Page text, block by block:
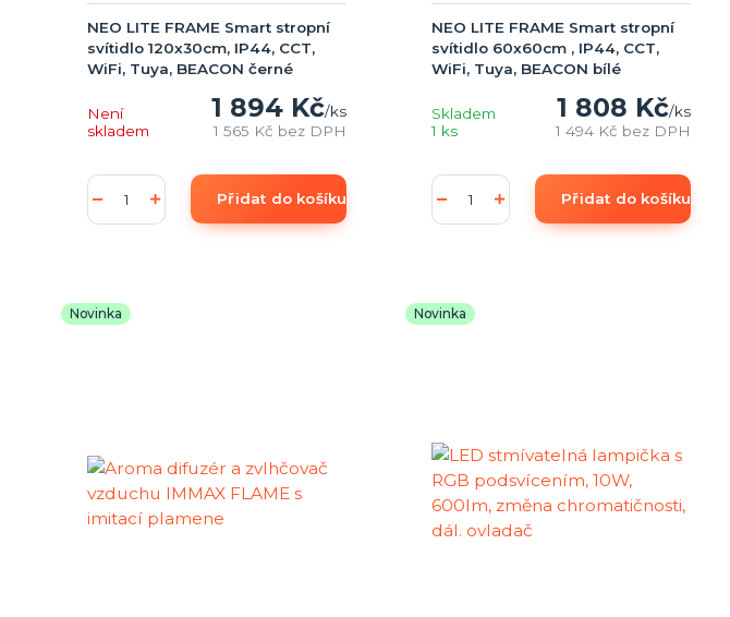
NEO LITE FRAME Smart stropní
svítidlo 120x30cm, IP44, CCT,
WiFi, Tuya, BEACON černé
1 894 Kč/ks
1 565 Kč bez DPH
Není
skladem
Přidat do košíku
NEO LITE FRAME Smart stropní
svítidlo 60x60cm , IP44, CCT,
WiFi, Tuya, BEACON bílé
1 808 Kč/ks
1 494 Kč bez DPH
Skladem
1 ks
Přidat do košíku
Novinka Novinka